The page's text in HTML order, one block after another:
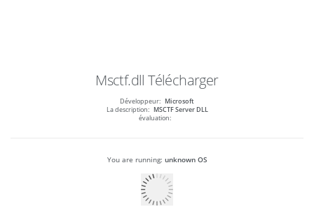
Msctf.dll Télécharger
Développeur: Microsoft
La description: MSCTF Server DLL
évaluation:
You are running: unknown OS